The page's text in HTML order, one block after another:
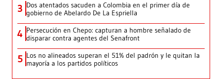
3 Dos atentados sacuden a Colombia en el primer día de
gobierno de Abelardo De La Espriella
4 Persecución en Chepo: capturan a hombre señalado de
disparar contra agentes del Senafront
5 Los no alineados superan el 51% del padrón y le quitan la
mayoría a los partidos políticos